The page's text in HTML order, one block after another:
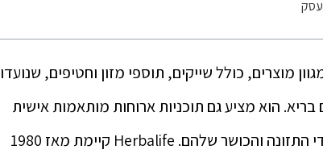
מוצרים, כולל שייקים, תוספי מזון וחטיפים, שנועדו
הוא מציע גם תוכניות ארוחות מותאמות אישית
ואימון אחד על אחד כדי לעזור ללקוחות להגיע ליעדי התזונה והכושר שלהם. Herbalife קיימת מאז 1980